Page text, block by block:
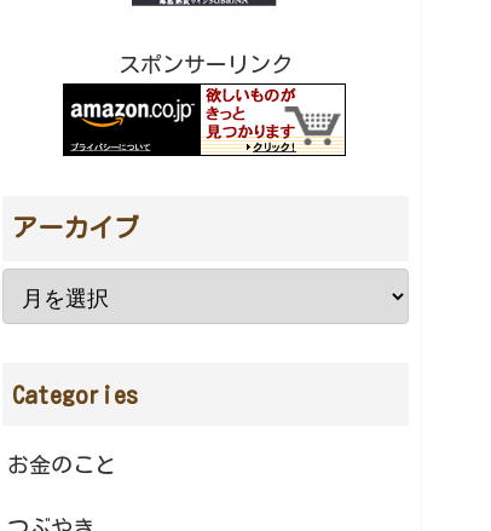
スポンサーリンク
アーカイブ
Categories
お金のこと